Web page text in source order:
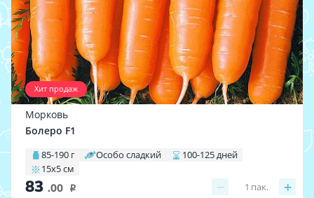
Хит продаж
Морковь
Болеро F1
85-190 г Особо сладкий
100-125 дней
15х5 см
83 .00 i − +
1 пак.